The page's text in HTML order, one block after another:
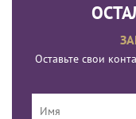
Оставьте свои